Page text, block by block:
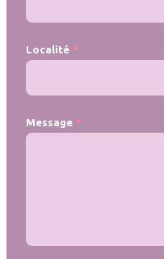
Localité
Message